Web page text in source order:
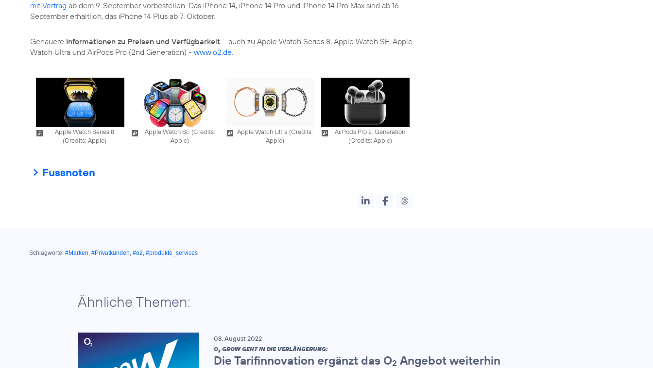
mit Vertrag ab dem 9. September vorbestellen. Das iPhone 14, iPhone 14 Pro und iPhone 14 Pro Max sind ab 16.
September erhältlich, das iPhone 14 Plus ab 7. Oktober.
Genauere Informationen zu Preisen und Verfügbarkeit – auch zu Apple Watch Series 8, Apple Watch SE, Apple
Watch Ultra und AirPods Pro (2nd Generation) - www.o2.de.
Apple Watch Series 8
(Credits: Apple)
Apple Watch SE (Credits:
Apple)
Apple Watch Ultra (Credits:
Apple)
AirPods Pro 2. Generation
(Credits: Apple)
Fussnoten
Schlagworte: #Marken, #Privatkunden, #o2, #produkte_services
Ähnliche Themen:
08. August 2022
O2 GROW GEHT IN DIE VERLÄNGERUNG:
Die Tarifinnovation ergänzt das O2 Angebot weiterhin